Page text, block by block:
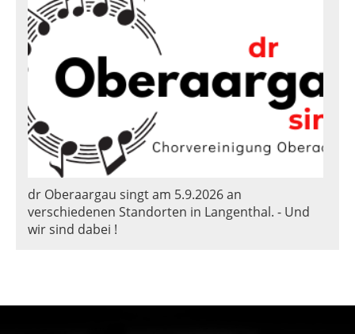
dr Oberaargau singt am 5.9.2026 an
verschiedenen Standorten in Langenthal. - Und
wir sind dabei !